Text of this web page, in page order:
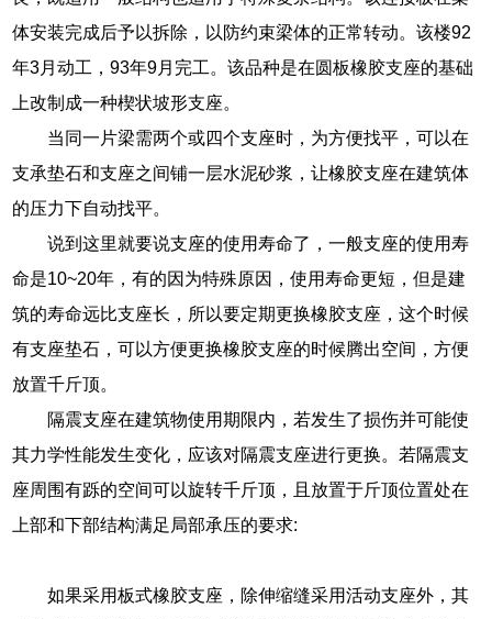
体安装完成后予以拆除，以防约束梁体的正常转动。该楼92
年3月动工，93年9月完工。该品种是在圆板橡胶支座的基础
上改制成一种楔状坡形支座。
当同一片梁需两个或四个支座时，为方便找平，可以在
支承垫石和支座之间铺一层水泥砂浆，让橡胶支座在建筑体
的压力下自动找平。
说到这里就要说支座的使用寿命了，一般支座的使用寿
命是10~20年，有的因为特殊原因，使用寿命更短，但是建
筑的寿命远比支座长，所以要定期更换橡胶支座，这个时候
有支座垫石，可以方便更换橡胶支座的时候腾出空间，方便
放置千斤顶。
隔震支座在建筑物使用期限内，若发生了损伤并可能使
其力学性能发生变化，应该对隔震支座进行更换。若隔震支
座周围有跞的空间可以旋转千斤顶，且放置于斤顶位置处在
上部和下部结构满足局部承压的要求:
如果采用板式橡胶支座，除伸缩缝采用活动支座外，其